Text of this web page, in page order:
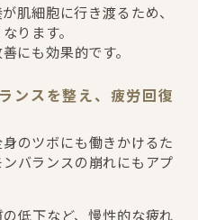
肌細胞に行き渡るため、
ります。
にも効果的です。
ンスを整え、疲労回復
のツボにも働きかけるた
バランスの崩れにもアプ
低下など、慢性的な疲れ